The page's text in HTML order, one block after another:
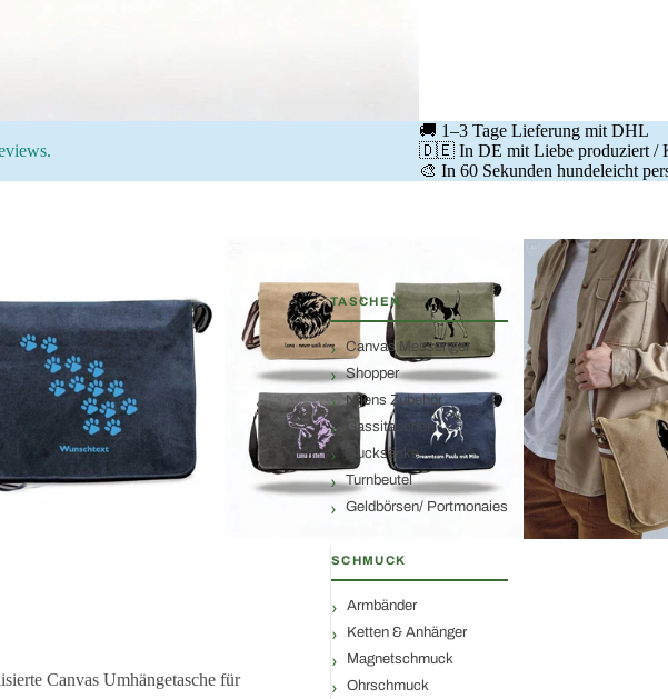
TASCHEN
Canvas Messenger
Shopper
Nijens Zubehör
Gassitaschen
Rucksäcke
Turnbeutel
Geldbörsen/ Portmonaies
SCHMUCK
Armbänder
Ketten & Anhänger
Magnetschmuck
Ohrschmuck
🚚 1–3 Tage Lieferung mit DHL
🇩🇪 In DE mit Liebe produziert /
🎨 In 60 Sekunden hundeleicht
Canvas Umhängetasche für